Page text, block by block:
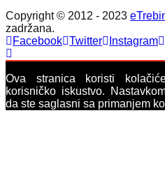
Copyright © 2012 - 2023
zadržana.
Facebook Twitter Instagram
Ova stranica koristi
korisničko iskustvo.
da ste saglasni sa primanjem